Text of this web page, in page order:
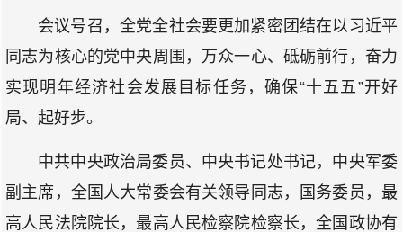
会议号召，全党全社会要更加紧密团结在以习近平
同志为核心的党中央周围，万众一心、砥砺前行，奋力
实现明年经济社会发展目标任务，确保“十五五”开好
局、起好步。
中共中央政治局委员、中央书记处书记，中央军委
副主席，全国人大常委会有关领导同志，国务委员，最
高人民法院院长，最高人民检察院检察长，全国政协有